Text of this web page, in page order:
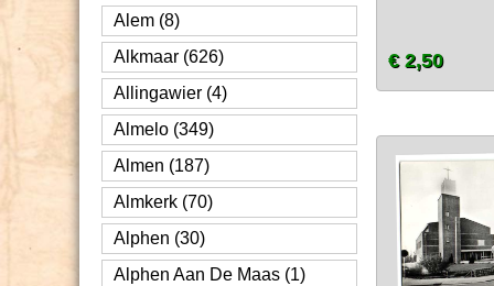
Alem (8)
Alkmaar (626)
Allingawier (4)
Almelo (349)
Almen (187)
Almkerk (70)
Alphen (30)
Alphen Aan De Maas (1)
€ 2,50